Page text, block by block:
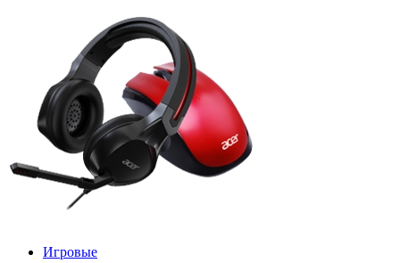
Игровые